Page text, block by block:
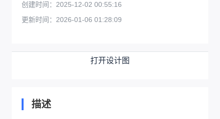
创建时间： 2025-12-02 00:55:16
更新时间： 2026-01-06 01:28:09
打开设计图
描述